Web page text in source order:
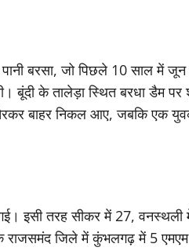
बरसा, जो पिछले 10 साल में जून
बूंदी के तालेड़ा स्थित बरधा डैम पर
बाहर निकल आए, जबकि एक
इसी तरह सीकर में 27,
जिले में कुंभलगढ़ में 5 एमएम